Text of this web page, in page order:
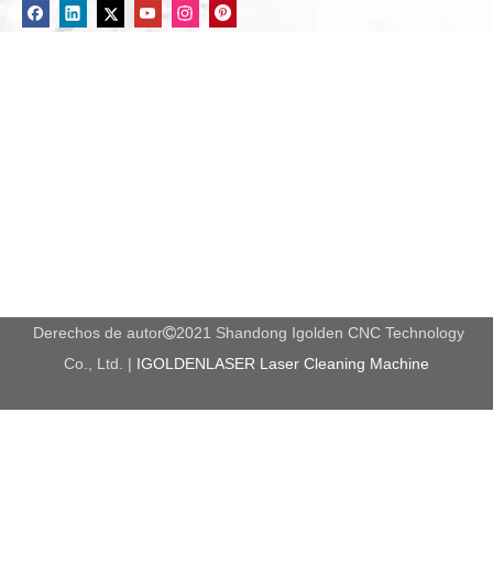
Derechos de autor2021 Shandong Igolden CNC Technology
Co., Ltd. | IGOLDENLASER Laser Cleaning Machine